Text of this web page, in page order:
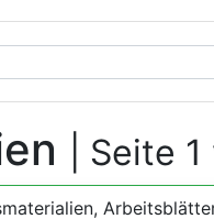
| Seite